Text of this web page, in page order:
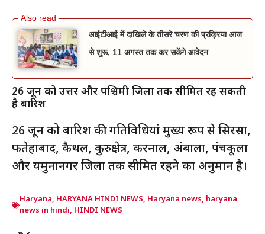
आईटीआई में दाखिले के तीसरे चरण की प्रक्रिया आज
से शुरू, 11 अगस्त तक कर सकेंगे आवेदन
26 जून को उत्तर और पश्चिमी जिलों तक सीमित रह सकती
है बारिश
26 जून को बारिश की गतिविधियां मुख्य रूप से सिरसा,
फतेहाबाद, कैथल, कुरुक्षेत्र, करनाल, अंबाला, पंचकूला
और यमुनानगर जिलों तक सीमित रहने का अनुमान है।
Haryana, HARYANA HINDI NEWS, Haryana news, haryana
news in hindi, HINDI NEWS